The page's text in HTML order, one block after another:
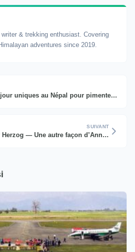
writer & trekking enthusiast. Covering
adventures since 2019.
10 excursions d’un jour uniques au Népal pour pimenter vos vacances
SUIVANT
Narchyang et le sentier Herzog — Une autre façon d’Annapurna